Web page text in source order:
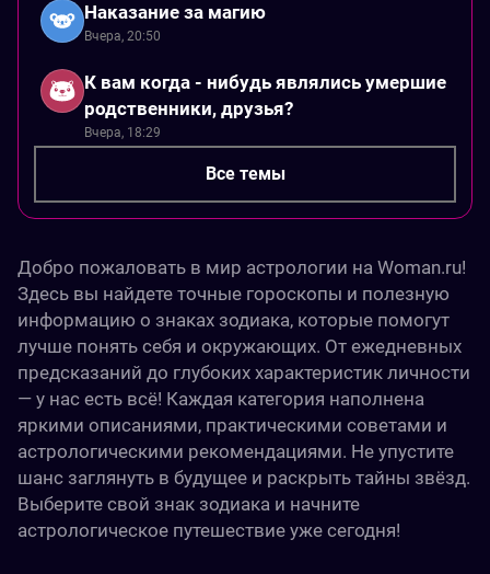
Наказание за магию
Вчера, 20:50
К вам когда - нибудь являлись умершие
родственники, друзья?
Вчера, 18:29
Все темы
Добро пожаловать в мир астрологии на Woman.ru!
Здесь вы найдете точные гороскопы и полезную
информацию о знаках зодиака, которые помогут
лучше понять себя и окружающих. От ежедневных
предсказаний до глубоких характеристик личности
— у нас есть всё! Каждая категория наполнена
яркими описаниями, практическими советами и
астрологическими рекомендациями. Не упустите
шанс заглянуть в будущее и раскрыть тайны звёзд.
Выберите свой знак зодиака и начните
астрологическое путешествие уже сегодня!